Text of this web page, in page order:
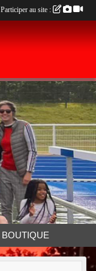
BOUTIQUE
Participer au site :